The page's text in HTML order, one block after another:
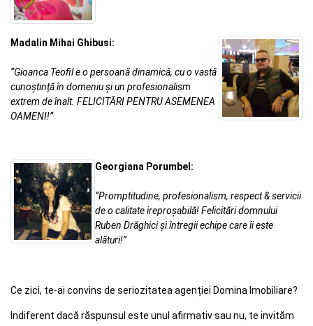
Madalin Mihai Ghibusi:
“Gioanca Teofil e o persoană dinamică, cu o vastă
cunoștință în domeniu și un profesionalism
extrem de înalt. FELICITĂRI PENTRU ASEMENEA
OAMENI!”
Georgiana Porumbel:
“Promptitudine, profesionalism, respect & servicii
de o calitate ireproșabilă! Felicitări domnului
Ruben Drăghici și întregii echipe care îi este
alături!”
Ce zici, te-ai convins de seriozitatea agenției Domina Imobiliare?
Indiferent dacă răspunsul este unul afirmativ sau nu, te invităm